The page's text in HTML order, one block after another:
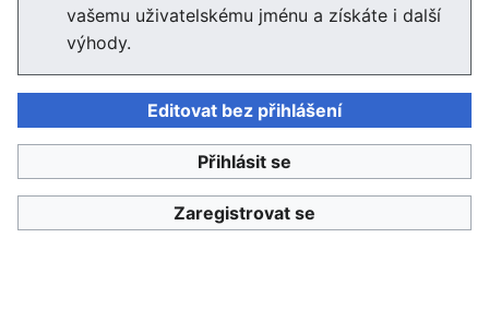
Enviwiki
vašemu uživatelskému jménu a získáte i další
výhody.
Editovat bez přihlášení
Přihlásit se
Zaregistrovat se